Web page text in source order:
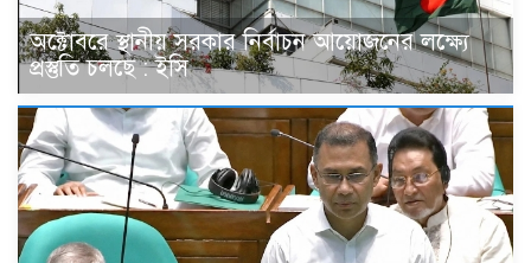
অক্টোবরে স্থানীয় সরকার নির্বাচন আয়োজনের লক্ষ্যে
প্রস্তুতি চলছে : ইসি